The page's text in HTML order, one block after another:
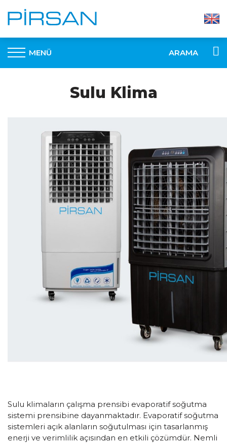
MENÜ ARAMA
Sulu Klima
Sulu klimaların çalışma prensibi evaporatif soğutma
sistemi prensibine dayanmaktadır. Evaporatif soğutma
sistemleri açık alanların soğutulması için tasarlanmış
enerji ve verimlilik açısından en etkili çözümdür. Nemli